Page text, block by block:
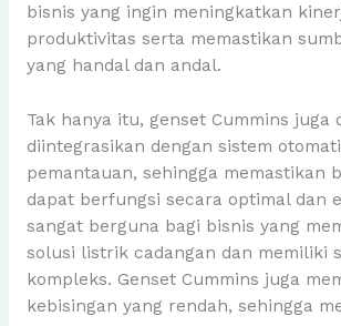
bisnis yang ingin meningkatkan
produktivitas serta memastikan
yang handal dan andal.
Tak hanya itu, genset Cummins juga
diintegrasikan dengan sistem
pemantauan, sehingga memastikan
dapat berfungsi secara optimal dan
sangat berguna bagi bisnis yang
solusi listrik cadangan dan memiliki
kompleks. Genset Cummins juga
kebisingan yang rendah, sehingga